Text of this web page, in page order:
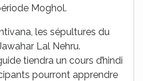
Moghol.
les sépultures du
Lal Nehru.
tiendra un cours d’hindi
pourront apprendre